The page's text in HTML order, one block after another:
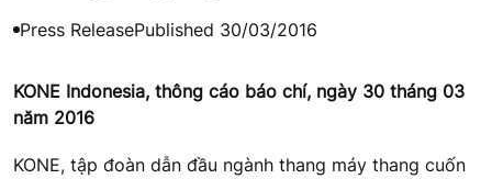
Press ReleasePublished 30/03/2016
KONE Indonesia, thông cáo báo chí, ngày 30 tháng 03
năm 2016
KONE, tập đoàn dẫn đầu ngành thang máy thang cuốn